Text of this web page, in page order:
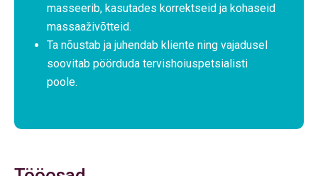
masseerib, kasutades korrektseid ja kohaseid
massaaživõtteid.
Ta nõustab ja juhendab kliente ning vajadusel
soovitab pöörduda tervishoiuspetsialisti
poole.